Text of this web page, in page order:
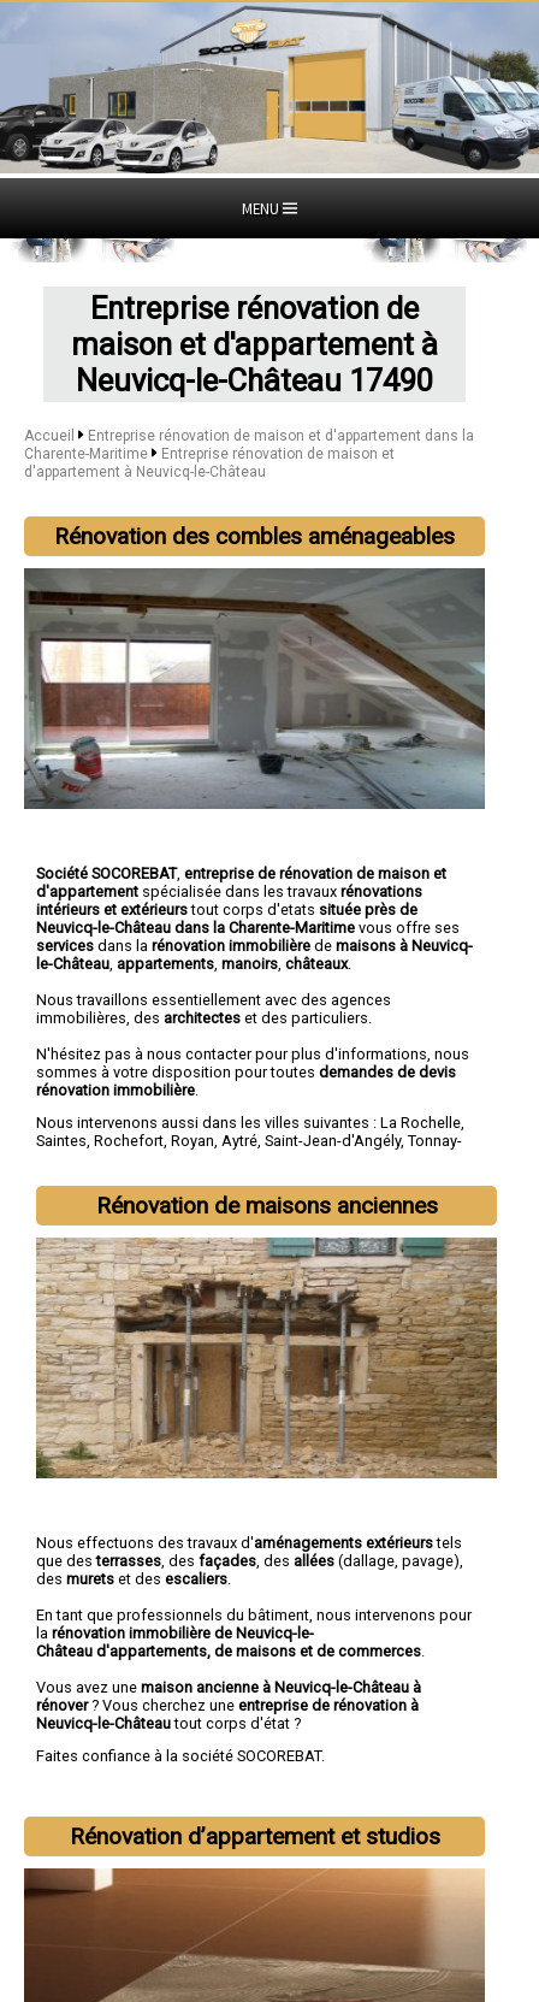
MENU
Entreprise rénovation de
maison et d'appartement à
Neuvicq-le-Château 17490
Accueil
Entreprise rénovation de maison et d'appartement dans la
Charente-Maritime
Entreprise rénovation de maison et
d'appartement à Neuvicq-le-Château
Rénovation des combles aménageables
Société SOCOREBAT, entreprise de rénovation de maison et
d'appartement spécialisée dans les travaux rénovations
intérieurs et extérieurstout corps d'etats située près de
Neuvicq-le-Château dans la Charente-Maritime vous offre ses
services dans la rénovation immobilière de maisons à Neuvicq-
le-Château appartements manoirs châteaux.
Nous travaillons essentiellement avec des agences
immobilières, des architectes et des particuliers.
N'hésitez pas à nous contacter pour plus d'informations, nous
sommes à votre disposition pour toutes demandes de devis
rénovation immobilière
Nous intervenons aussi dans les villes suivantes : La Rochelle,
Saintes, Rochefort, Royan, Aytré, Saint-Jean-d'Angély, Tonnay-
Rénovation de maisons anciennes
Nous effectuons des travaux d'aménagements extérieurstels
que desterrasses , des façades , des allées (dallage, pavage),
des murets et des escaliers
En tant que professionnels du bâtiment, nous intervenons pour
la rénovation immobilière de Neuvicq-le-
Château d'appartements, de maisons et de commerces
Vous avez une maison ancienne à Neuvicq-le-Château à
rénover? Vous cherchez une entreprise de rénovation à
Neuvicq-le-Châteautout corps d'état ?
Faites confiance à la société SOCOREBAT.
Rénovation d’appartement et studios